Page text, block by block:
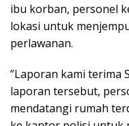
ibu korban, personel
lokasi untuk
perlawanan.
​”Laporan kami terima
laporan tersebut,
mendatangi rumah